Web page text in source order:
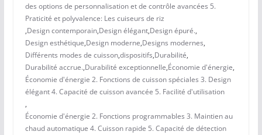
des options de personnalisation et de contrôle avancées 5.
Praticité et polyvalence: Les cuiseurs de riz
,Design contemporain,Design élégant,Design épuré.,
Design esthétique,Design moderne,Designs modernes,
Différents modes de cuisson,dispositifs,Durabilité,
Durabilité accrue.,Durabilité exceptionnelle,Économie d'énergie,
Économie d'énergie 2. Fonctions de cuisson spéciales 3. Design
élégant 4. Capacité de cuisson avancée 5. Facilité d'utilisation
,
Économie d'énergie 2. Fonctions programmables 3. Maintien au
chaud automatique 4. Cuisson rapide 5. Capacité de détection